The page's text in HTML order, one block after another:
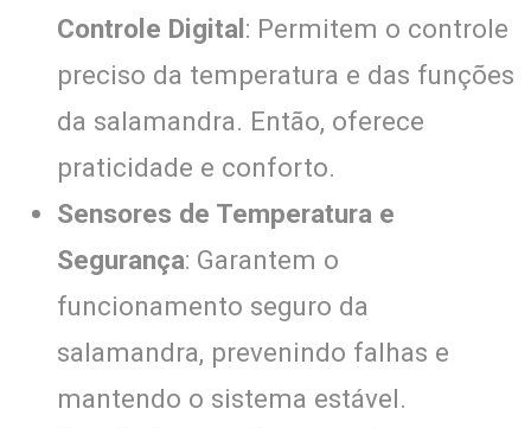
Controle Digital: Permitem o controle
preciso da temperatura e das funções
da salamandra. Então, oferece
praticidade e conforto.
Sensores de Temperatura e
Segurança: Garantem o
funcionamento seguro da
salamandra, prevenindo falhas e
mantendo o sistema estável.